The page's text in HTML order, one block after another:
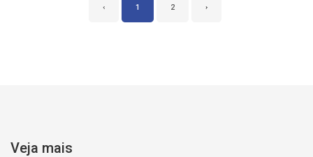
‹ 1 2 ›
Veja mais